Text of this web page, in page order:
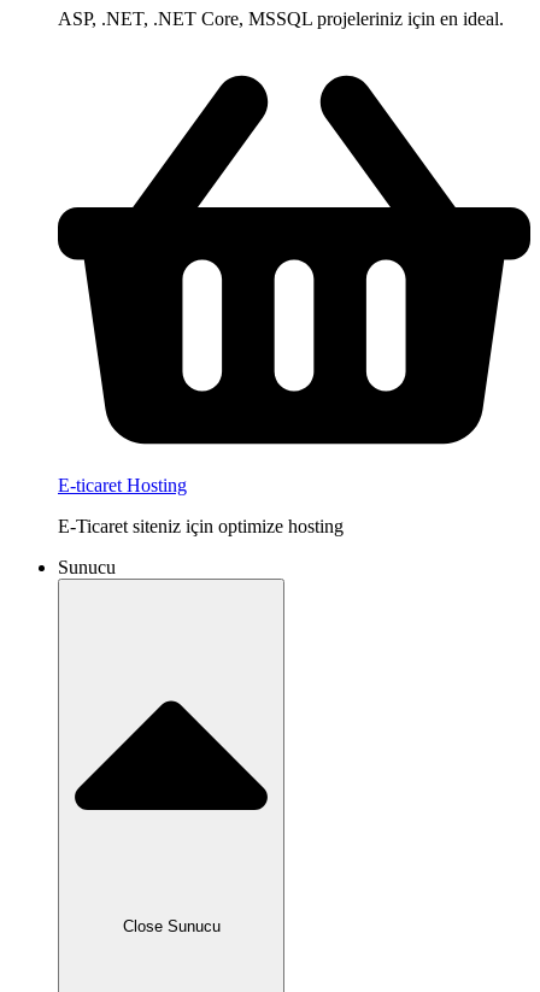
ASP, .NET, .NET Core, MSSQL projeleriniz için en ideal.
E-ticaret Hosting
E-Ticaret siteniz için optimize hosting
Sunucu
Close Sunucu